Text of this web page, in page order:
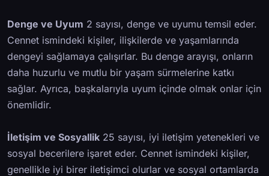
Denge ve Uyum 2 sayısı, denge ve uyumu temsil eder.
Cennet ismindeki kişiler, ilişkilerde ve yaşamlarında
dengeyi sağlamaya çalışırlar. Bu denge arayışı, onların
daha huzurlu ve mutlu bir yaşam sürmelerine katkı
sağlar. Ayrıca, başkalarıyla uyum içinde olmak onlar için
önemlidir.
İletişim ve Sosyallik 25 sayısı, iyi iletişim yetenekleri ve
sosyal becerilere işaret eder. Cennet ismindeki kişiler,
genellikle iyi birer iletişimci olurlar ve sosyal ortamlarda